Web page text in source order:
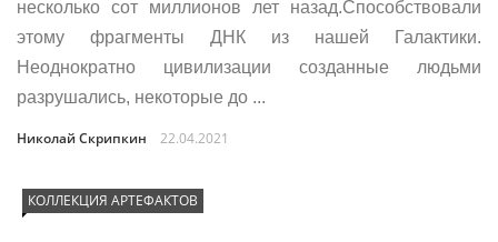
несколько сот миллионов лет назад.Способствовали
этому фрагменты ДНК из нашей Галактики.
Неоднократно цивилизации созданные людьми
разрушались, некоторые до ...
Николай Скрипкин 22.04.2021
КОЛЛЕКЦИЯ АРТЕФАКТОВ